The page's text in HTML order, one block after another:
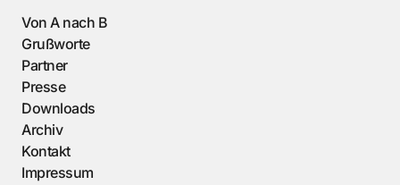
Von A nach B
Grußworte
Partner
Presse
Downloads
Archiv
Kontakt
Impressum